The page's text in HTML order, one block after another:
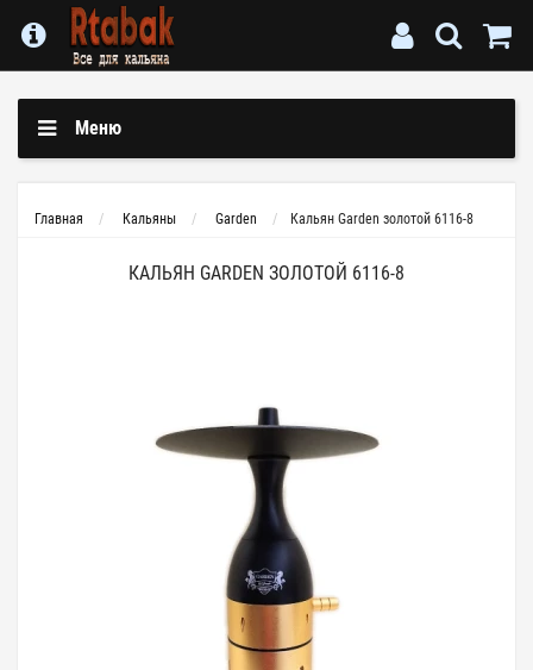
Меню
Главная Кальяны Garden Кальян Garden золотой 6116-8
КАЛЬЯН GARDEN ЗОЛОТОЙ 6116-8